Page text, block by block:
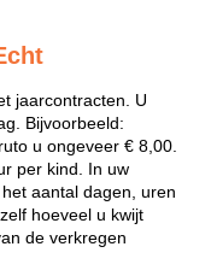
jaarcontracten. U
Bijvoorbeeld:
u ongeveer € 8,00.
per kind. In uw
aantal dagen, uren
hoeveel u kwijt
de verkregen